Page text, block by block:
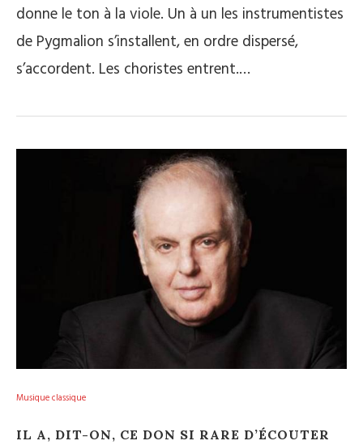
donne le ton à la viole. Un à un les instrumentistes
de Pygmalion s’installent, en ordre dispersé,
s’accordent. Les choristes entrent.…
Musique classique
IL A, DIT-ON, CE DON SI RARE D’ÉCOUTER